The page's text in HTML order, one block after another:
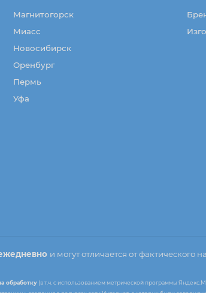
Магнитогорск
Миасс
Новосибирск
Оренбург
Пермь
Уфа
и могут отличается от фактического
обработку (в т.ч. с использованием метрической программы